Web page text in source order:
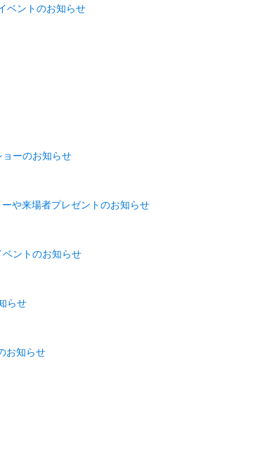
ベントのお知らせ
ョーのお知らせ
や来場者プレゼントのお知らせ
ントのお知らせ
らせ
お知らせ